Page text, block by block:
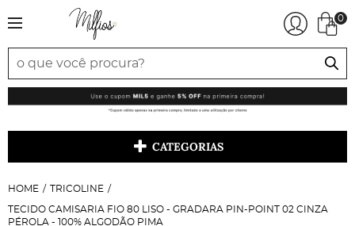
0
CATEGORIAS
HOME TRICOLINE
TECIDO CAMISARIA FIO 80 LISO - GRADARA PIN-POINT 02 CINZA
PÉROLA - 100% ALGODÃO PIMA